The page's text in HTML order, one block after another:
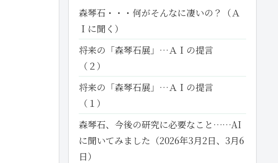
森琴石・・・何がそんなに凄いの？（Ａ
Ｉに聞く）
将来の「森琴石展」…ＡＩの提言
（２）
将来の「森琴石展」…ＡＩの提言
（１）
森琴石、今後の研究に必要なこと……AI
に聞いてみました（2026年3月2日、3月6
日）